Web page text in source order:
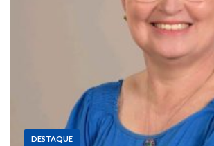
DESTAQUE